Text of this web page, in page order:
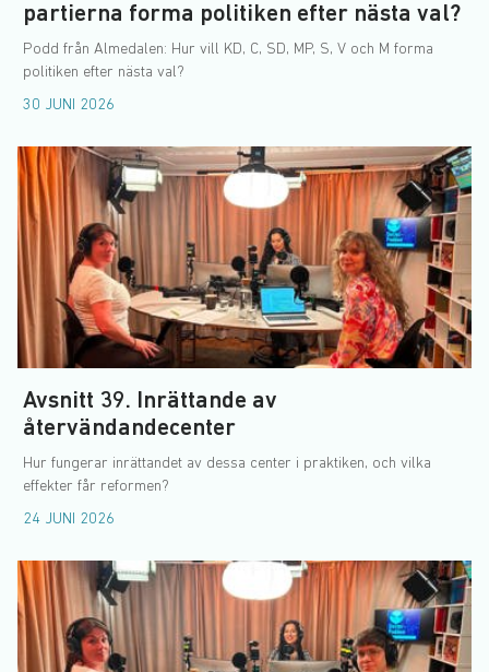
partierna forma politiken efter nästa val?
Podd från Almedalen: Hur vill KD, C, SD, MP, S, V och M forma
politiken efter nästa val?
30 JUNI 2026
Avsnitt 39. Inrättande av
återvändandecenter
Hur fungerar inrättandet av dessa center i praktiken, och vilka
effekter får reformen?
24 JUNI 2026